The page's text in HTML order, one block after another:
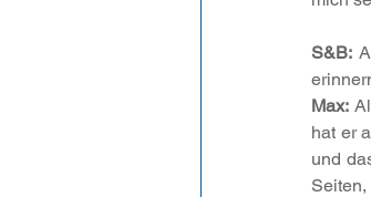
S&B:
Max:
hat er
und